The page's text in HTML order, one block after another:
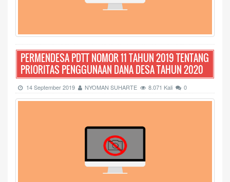
PERMENDESA PDTT NOMOR 11 TAHUN 2019 TENTANG
PRIORITAS PENGGUNAAN DANA DESA TAHUN 2020
14 September 2019 NYOMAN SUHARTE 8.071 Kali 0